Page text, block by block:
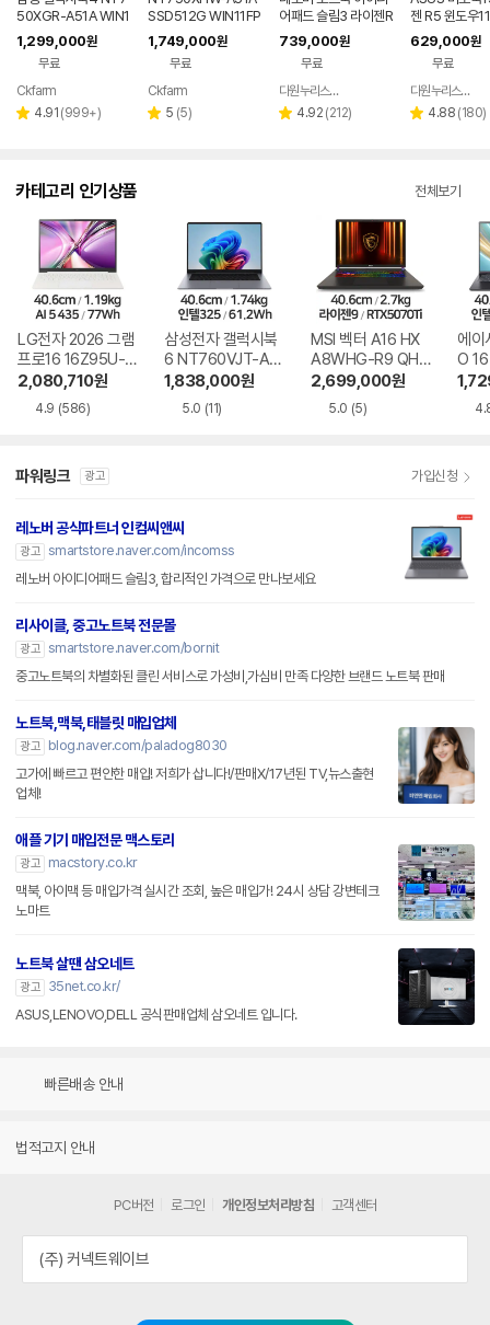
50XGR-A51A WIN1
1 FPP(버젼UP설치)
업무용 학생용 사무용
노트북 문스톤그레이
1,299,000원
무료
페이
Ckfarm
별 4.91 리
(999+)
SSD512G WIN11FP
P(버젼UP설치) 삼성
전자 갤럭시북5 노트
1,749,000원
무료
Ckfarm
별 5 리
(5)
어패드 슬림3 라이젠R
5 8GB 256GB 윈도
우11
739,000원
무료
페이
다원누리스토어
별 4.92 리
(212)
젠 R5 윈도우
근무 싼 노트북
629,000원
무료
다원누리스토어
별 4.88 리
(180)
카테고리 인기상품 전체보기
LG전자 2026 그램
프로16 16Z95U-G
S5WK
2,080,710원
4.9 (586)
삼성전자 갤럭시북
6 NT760VJT-A51
A
1,838,000원
5.0 (11)
MSI 벡터 A16 HX
A8WHG-R9 QHD
+
2,699,000원
5.0 (5)
에이
O
1-
파워링크 광고 가입신청
레노버 공식파트너 인컴씨앤씨
광고 smartstore.naver.com/incomss
레노버 아이디어패드 슬림3, 합리적인 가격으로 만나보세요
리사이클, 중고노트북 전문몰
광고 smartstore.naver.com/bornit
중고노트북의 차별화된 클린 서비스로 가성비,가심비 만족 다양한 브랜드 노트북 판매
노트북,맥북,태블릿 매입업체
광고
blog.naver.com/paladog8030
고가에 빠르고 편안한 매입! 저희가 삽니다!/판매X/17년된 TV,뉴스출현
업체!
애플 기기 매입전문 맥스토리
광고
macstory.co.kr
맥북, 아이맥 등 매입가격 실시간 조회, 높은 매입가! 24시 상담 강변테크
노마트
노트북 살땐 삼오네트
광고
35net.co.kr/
ASUS,LENOVO,DELL 공식판매업체 삼오네트 입니다.
빠른배송 안내
법적고지 안내
PC버전 로그인 개인정보처리방침 고객센터
(주) 커넥트웨이브